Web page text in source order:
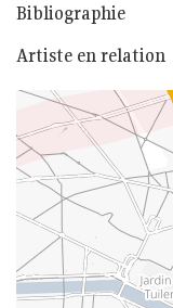
Bibliographie
Artiste en relation